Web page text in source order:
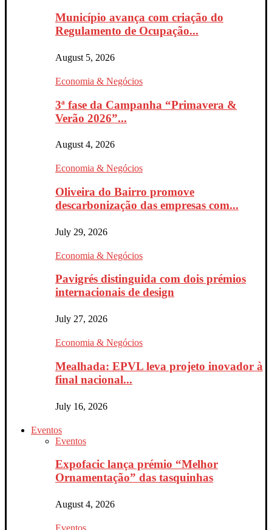
Município avança com criação do
Regulamento de Ocupação...
August 5, 2026
Economia & Negócios
3ª fase da Campanha “Primavera &
Verão 2026”...
August 4, 2026
Economia & Negócios
Oliveira do Bairro promove
descarbonização das empresas com...
July 29, 2026
Economia & Negócios
Pavigrés distinguida com dois prémios
internacionais de design
July 27, 2026
Economia & Negócios
Mealhada: EPVL leva projeto inovador à
final nacional...
July 16, 2026
Eventos
Eventos
Expofacic lança prémio “Melhor
Ornamentação” das tasquinhas
August 4, 2026
Eventos